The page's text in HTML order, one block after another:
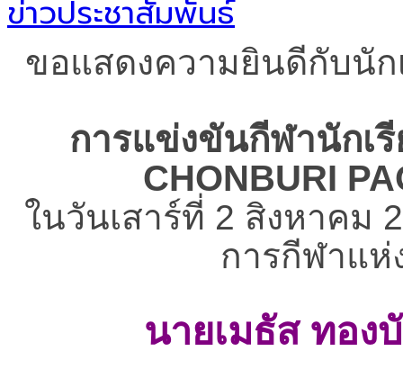
ข่าวประชาสัมพันธ์
ขอแสดงความยินดีกับนัก
การแข่งขันกีฬานักเ
CHONBURI
ในวันเสาร์ที่ 2 สิงหาคม
การกีฬาแห่
นายเมธัส ทอ